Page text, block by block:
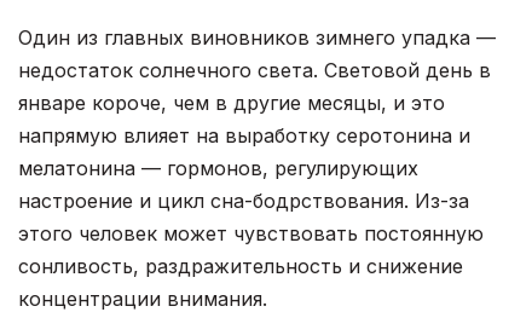
Один из главных виновников зимнего упадка —
недостаток солнечного света. Световой день в
январе короче, чем в другие месяцы, и это
напрямую влияет на выработку серотонина и
мелатонина — гормонов, регулирующих
настроение и цикл сна-бодрствования. Из-за
этого человек может чувствовать постоянную
сонливость, раздражительность и снижение
концентрации внимания.